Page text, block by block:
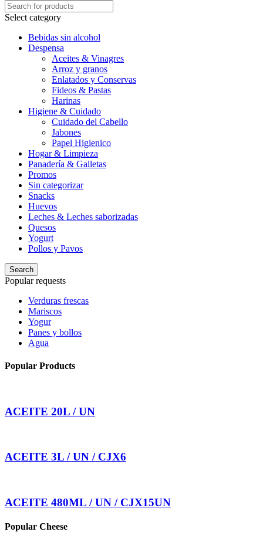
Select category
Bebidas sin alcohol
Despensa
Aceites & Vinagres
Arroz y granos
Enlatados y Conservas
Fideos & Pastas
Harinas
Higiene & Cuidado
Cuidado del Cabello
Jabones
Papel Higienico
Hogar & Limpieza
Panadería & Galletas
Promos
Sin categorizar
Snacks
Huevos
Leches & Leches saborizadas
Quesos
Yogurt
Pollos y Pavos
Search
Popular requests
Verduras frescas
Mariscos
Yogur
Panes y bollos
Agua
Popular Products
ACEITE 20L / UN
ACEITE 3L / UN / CJX6
ACEITE 480ML / UN / CJX15UN
Popular Cheese